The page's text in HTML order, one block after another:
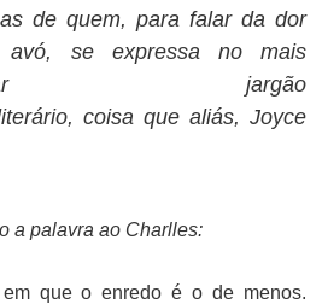
de quem, para falar da dor
se expressa no mais
jargão
coisa que aliás, Joyce
a palavra ao Charlles:
que o enredo é o de menos.